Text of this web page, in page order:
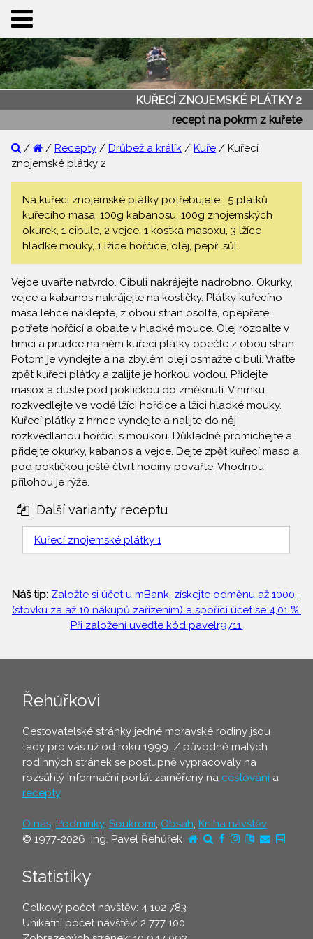
KUŘECÍ ZNOJEMSKÉ PLÁTKY 2
recept na pokrm z kuřete
/ / Recepty / Drůbež a králík / Kuře / Kuřecí
znojemské plátky 2
Na kuřecí znojemské plátky potřebujete: 5 plátků
kuřecího masa, 100g kabanosu, 100g znojemských
okurek, 1 cibule, 2 vejce, 1 kostka masoxu, 3 lžíce
hladké mouky, 1 lžíce hořčice, olej, pepř, sůl.
Vejce uvařte natvrdo. Cibuli nakrájejte nadrobno. Okurky,
vejce a kabanos nakrájejte na kostičky. Plátky kuřecího
masa lehce naklepte, z obou stran osolte, opepřete,
potřete hořčicí a obalte v hladké mouce. Olej rozpalte v
hrnci a prudce na něm kuřecí plátky opečte z obou stran.
Potom je vyndejte a na zbylém oleji osmažte cibuli. Vraťte
zpět kuřecí plátky a zalijte je horkou vodou. Přidejte
masox a duste pod pokličkou do změknutí. V hrnku
rozkvedlejte ve vodě lžíci hořčice a lžíci hladké mouky.
Kuřecí plátky z hrnce vyndejte a nalijte do něj
rozkvedlanou hořčici s moukou. Důkladně promíchejte a
přidejte okurky, kabanos a vejce. Dejte zpět kuřecí maso a
pod pokličkou ještě čtvrt hodiny povařte. Vhodnou
přílohou je rýže.
Další varianty receptu
Kuřecí znojemské plátky 1
Náš tip: Založte si účet u mBank, získejte odměnu až 1000,-
(stovku za až 10 nákupů zařízením) a spořící účet se 4,01 %.
Při založení uveďte kód pavelr9711.
Řehůřkovi
Cestovatelské stránky jedné moravské rodiny jsou
tady pro vás už od roku 1999. Z původně malých
rodinných stránek se postupně vypracovaly na
rozsáhlý informační portál zaměřený na cestování a
recepty.
O nás, Podmínky, Soukromí, Obsah, Kniha návštěv
© 1977-2026 Ing. Pavel Řehůřek
Statistiky
Celkový počet návštěv: 4 102 783
Unikátní počet návštěv: 2 777 100